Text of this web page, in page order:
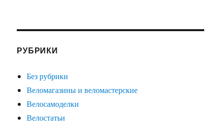
РУБРИКИ
Без рубрики
Веломагазины и веломастерские
Велосамоделки
Велостатьи